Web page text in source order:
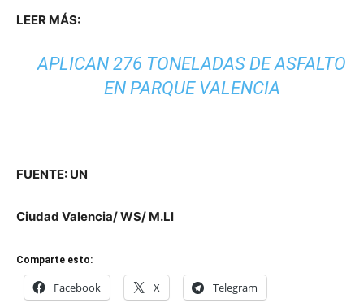
LEER MÁS:
APLICAN 276 TONELADAS DE ASFALTO
EN PARQUE VALENCIA
FUENTE: UN
Ciudad Valencia/ WS/ M.Ll
Comparte esto:
Facebook X Telegram